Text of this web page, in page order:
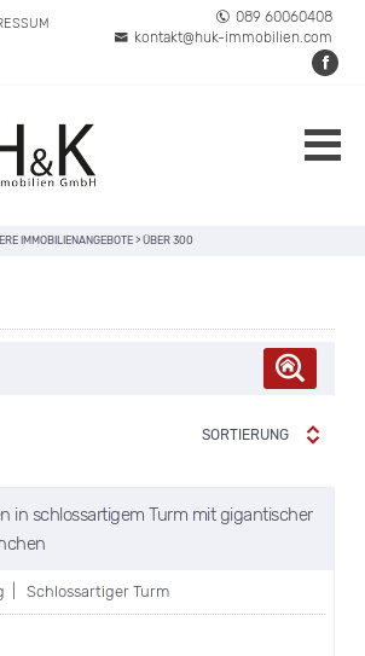
089 60060408
kontakt@huk-immobilien.com
IMMOBILIENANGEBOTE > ÜBER 300
SORTIERUNG
VERKAUFT!
in schlossartigem Turm mit gigantischer
| Schlossartiger Turm